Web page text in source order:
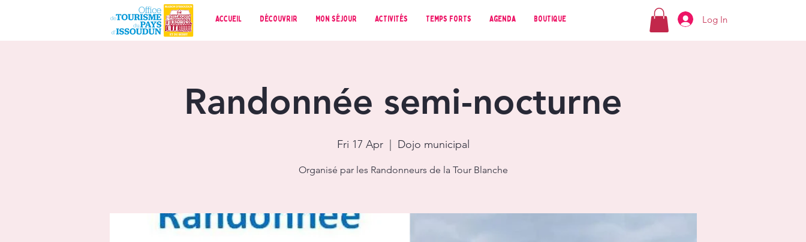
Accueil Découvrir Mon séjour Activités Temps forts Agenda Boutique Log In
Randonnée semi-nocturne
Fri 17 Apr
  |
Dojo municipal
Organisé par les Randonneurs de la Tour Blanche